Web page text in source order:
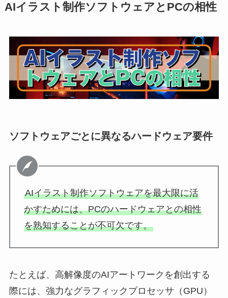
AIイラスト制作ソフトウェアとPCの相性
ソフトウェアごとに異なるハードウェア要件
AIイラスト制作ソフトウェアを最大限に活
かすためには、PCのハードウェアとの相性
を熟知することが不可欠です。
たとえば、高解像度のAIアートワークを創出する
際には、強力なグラフィックプロセッサ（GPU）